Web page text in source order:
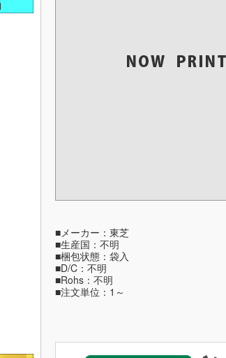
■メーカー：東芝
■生産国：不明
■梱包状態：袋入
■D/C：不明
■Rohs：不明
■注文単位：1～